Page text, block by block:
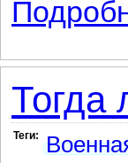
Тогда
Теги: